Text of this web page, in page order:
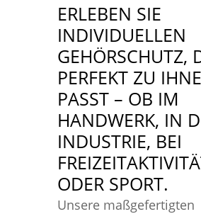
ERLEBEN SIE
INDIVIDUELLEN
GEHÖRSCHUTZ,
PERFEKT ZU
PASST – OB IM
HANDWERK, IN
INDUSTRIE, BEI
ODER SPORT.
Unsere maßgefertigten